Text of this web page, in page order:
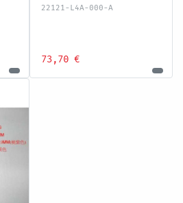
22121-L4A-000-A
73,70 €